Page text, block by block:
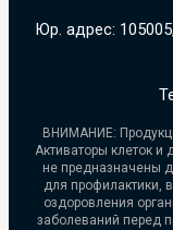
Юр. адрес:
ВНИМАНИЕ:
Активаторы клеток
не предназначены
для профилактики,
оздоровления
заболеваний перед